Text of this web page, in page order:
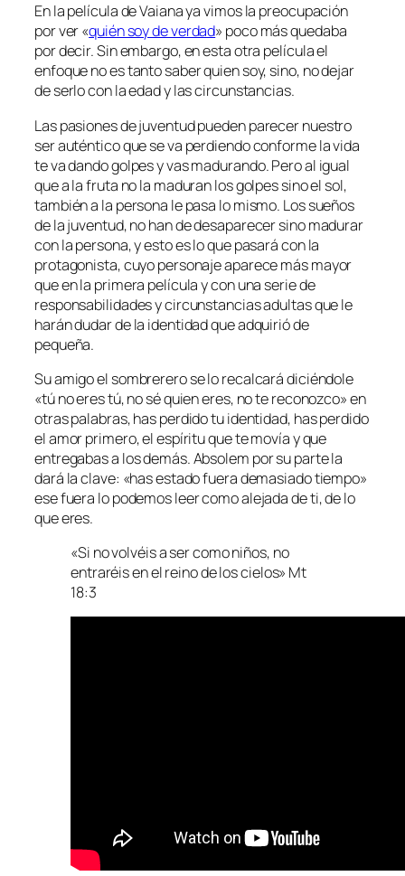
En la película de Vaiana ya vimos la preocupación
por ver «quién soy de verdad» poco más quedaba
por decir. Sin embargo, en esta otra película el
enfoque no es tanto saber quien soy, sino, no dejar
de serlo con la edad y las circunstancias.
Las pasiones de juventud pueden parecer nuestro
ser auténtico que se va perdiendo conforme la vida
te va dando golpes y vas madurando. Pero al igual
que a la fruta no la maduran los golpes sino el sol,
también a la persona le pasa lo mismo. Los sueños
de la juventud, no han de desaparecer sino madurar
con la persona, y esto es lo que pasará con la
protagonista, cuyo personaje aparece más mayor
que en la primera película y con una serie de
responsabilidades y circunstancias adultas que le
harán dudar de la identidad que adquirió de
pequeña.
Su amigo el sombrerero se lo recalcará diciéndole
«tú no eres tú, no sé quien eres, no te reconozco» en
otras palabras, has perdido tu identidad, has perdido
el amor primero, el espíritu que te movía y que
entregabas a los demás. Absolem por su parte la
dará la clave: «has estado fuera demasiado tiempo»
ese fuera lo podemos leer como alejada de ti, de lo
que eres.
«Si no volvéis a ser como niños, no
entraréis en el reino de los cielos» Mt
18:3